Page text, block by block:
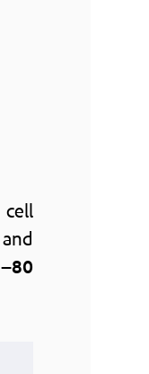
cell
and
−80